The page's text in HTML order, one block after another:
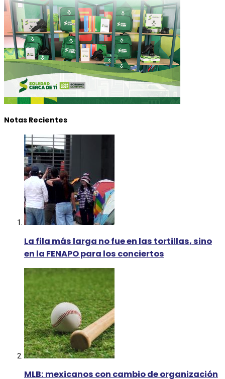
Notas Recientes
La fila más larga no fue en las tortillas, sino
en la FENAPO para los conciertos
MLB: mexicanos con cambio de organización